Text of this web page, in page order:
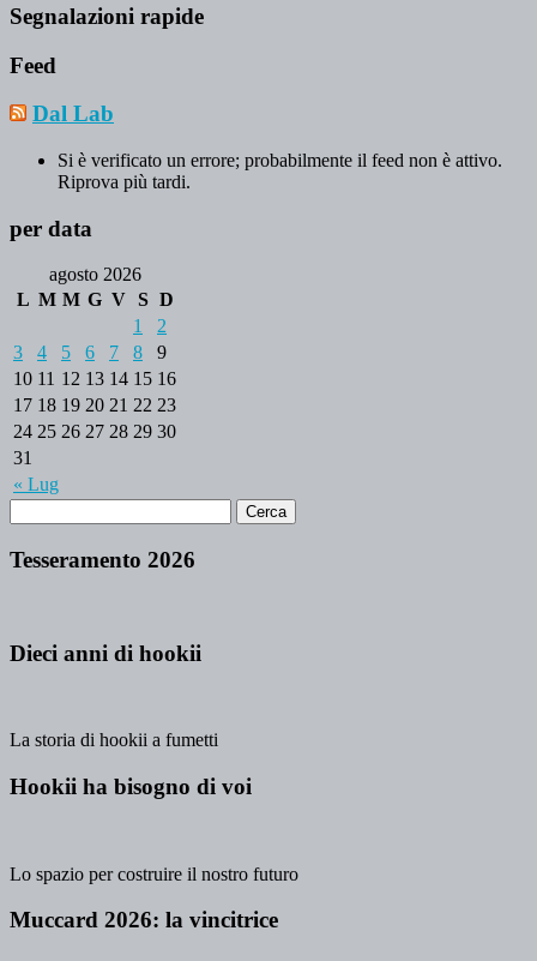
Segnalazioni rapide
Feed
Dal Lab
Si è verificato un errore; probabilmente il feed non è attivo.
Riprova più tardi.
per data
agosto 2026
L M M G V S D
« Lug
1
2
3
4 5 6 7 8
9
10 11 12 13 14 15 16
17 18 19 20 21 22 23
24 25 26 27 28 29 30
31
Tesseramento 2026
Dieci anni di hookii
La storia di hookii a fumetti
Hookii ha bisogno di voi
Lo spazio per costruire il nostro futuro
Muccard 2026: la vincitrice